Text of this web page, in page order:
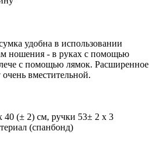
удобна в использовании
ношения - в руках с помощью
с помощью лямок. Расширенное
вместительной.
40 (± 2) см, ручки 53± 2 х 3
(спанбонд)